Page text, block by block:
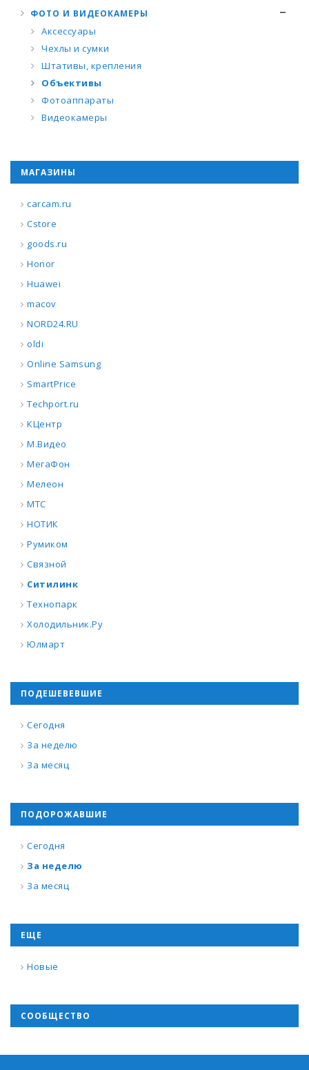
ФОТО И ВИДЕОКАМЕРЫ
Аксессуары
Чехлы и сумки
Штативы, крепления
Объективы
Фотоаппараты
Видеокамеры
МАГАЗИНЫ
carcam.ru
Cstore
goods.ru
Honor
Huawei
macov
NORD24.RU
oldi
Online Samsung
SmartPrice
Techport.ru
КЦентр
М.Видео
МегаФон
Мелеон
МТС
НОТИК
Румиком
Связной
Ситилинк
Технопарк
Холодильник.Ру
Юлмарт
ПОДЕШЕВЕВШИЕ
Сегодня
За неделю
За месяц
ПОДОРОЖАВШИЕ
Сегодня
За неделю
За месяц
ЕЩЕ
Новые
СООБЩЕСТВО